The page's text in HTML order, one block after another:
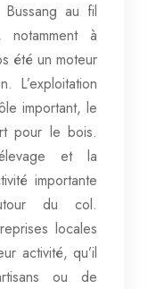
au fil
notamment à
été un moteur
L’exploitation
important, le
pour le bois.
et la
importante
du col.
locales
activité, qu’il
ou de